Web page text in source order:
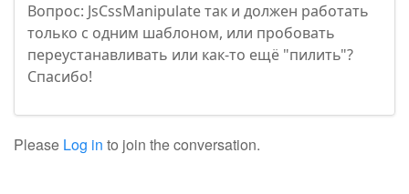
Вопрос: JsCssManipulate так и должен работать
только с одним шаблоном, или пробовать
переустанавливать или как-то ещё "пилить"?
Спасибо!
Please Log in to join the conversation.